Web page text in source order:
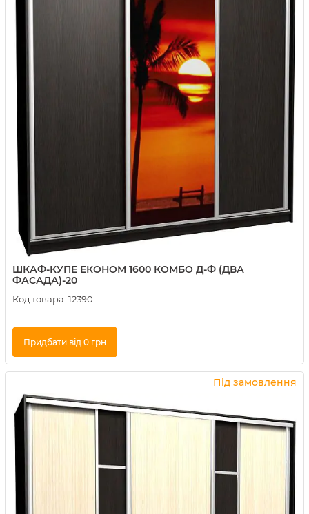
ШКАФ-КУПЕ ЕКОНОМ 1600 КОМБО Д-Ф (ДВА
ФАСАДА)-20
Код товара: 12390
Придбати від 0 грн
Купити в 1 клік
Під замовлення